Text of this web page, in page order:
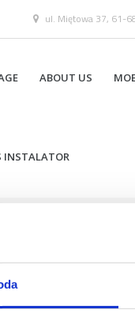
ul. Miętowa 37, 61-
ABOUT US
INSTALATOR
materials[:de]Marketing-